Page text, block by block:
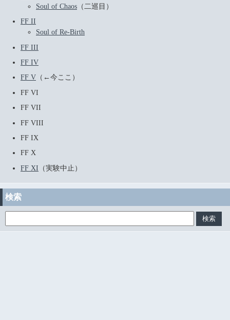
Soul of Chaos （二巡目）
FF II
Soul of Re-Birth
FF III
FF IV
FF V （←今ここ）
FF VI
FF VII
FF VIII
FF IX
FF X
FF XI （実験中止）
検索